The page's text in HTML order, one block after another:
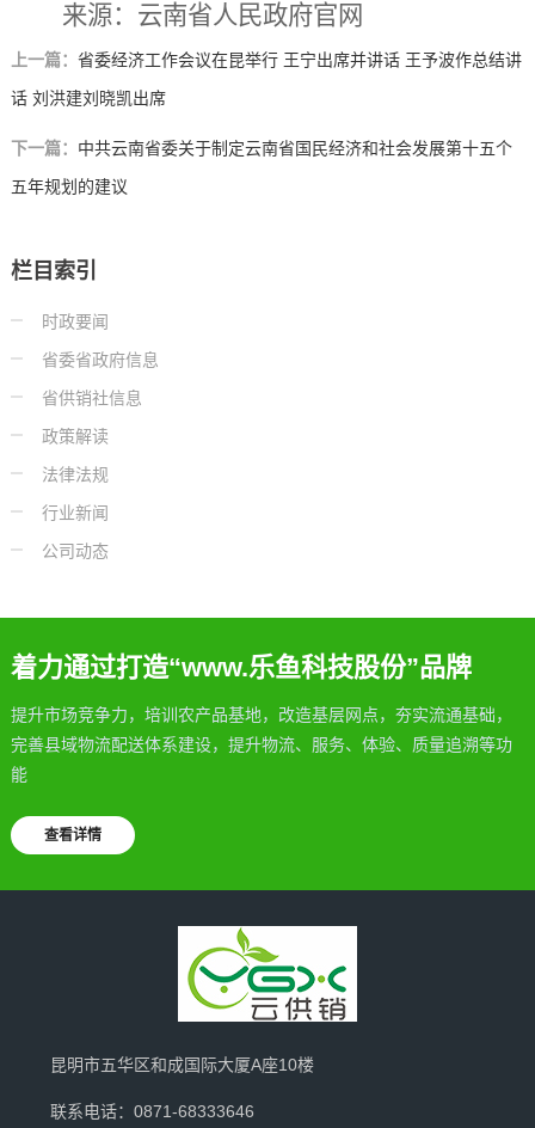
来源：云南省人民政府官网
上一篇： 省委经济工作会议在昆举行 王宁出席并讲话 王予波作总结讲
话 刘洪建刘晓凯出席
下一篇： 中共云南省委关于制定云南省国民经济和社会发展第十五个
五年规划的建议
栏目索引
时政要闻
省委省政府信息
省供销社信息
政策解读
法律法规
行业新闻
公司动态
着力通过打造“www.乐鱼科技股份”品牌
提升市场竞争力，培训农产品基地，改造基层网点，夯实流通基础，
完善县域物流配送体系建设，提升物流、服务、体验、质量追溯等功
能
查看详情
昆明市五华区和成国际大厦A座10楼
联系电话：0871-68333646